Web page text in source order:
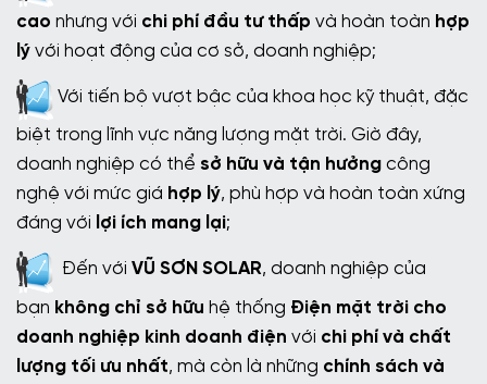
cao nhưng với chi phí đầu tư thấp và hoàn toàn hợp
lý với hoạt động của cơ sở, doanh nghiệp;
Với tiến bộ vượt bậc của khoa học kỹ thuật, đặc
biệt trong lĩnh vực năng lượng mặt trời. Giờ đây,
doanh nghiệp có thể sở hữu và tận hưởng công
nghệ với mức giá hợp lý, phù hợp và hoàn toàn xứng
đáng với lợi ích mang lại;
Đến với VŨ SƠN SOLAR, doanh nghiệp của
bạn không chỉ sở hữu hệ thống Điện mặt trời cho
doanh nghiệp kinh doanh điện với chi phí và chất
lượng tối ưu nhất, mà còn là những chính sách và